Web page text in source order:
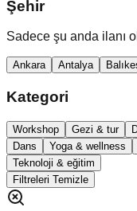
Şehir
Sadece şu anda ilanı
Ankara Antalya
Kategori
Workshop Gezi & tur
Dans
Yoga & wellness
Teknoloji & eğitim
Filtreleri Temizle